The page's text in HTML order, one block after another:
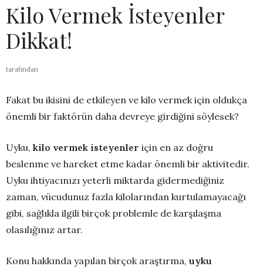
Kilo Vermek İsteyenler
Dikkat!
tarafından
Fakat bu ikisini de etkileyen ve kilo vermek için oldukça
önemli bir faktörün daha devreye girdiğini söylesek?
Uyku, kilo vermek isteyenler için en az doğru
beslenme ve hareket etme kadar önemli bir aktivitedir.
Uyku ihtiyacınızı yeterli miktarda gidermediğiniz
zaman, vücudunuz fazla kilolarından kurtulamayacağı
gibi, sağlıkla ilgili birçok problemle de karşılaşma
olasılığınız artar.
Konu hakkında yapılan birçok araştırma, uyku